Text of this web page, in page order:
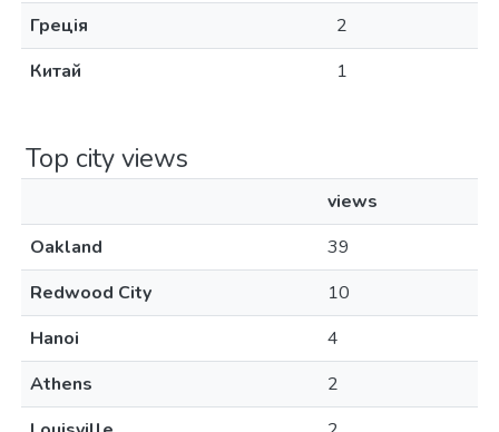
Греція
2
Китай
1
Top city views
views
Oakland
39
Redwood City
10
Hanoi
4
Athens
2